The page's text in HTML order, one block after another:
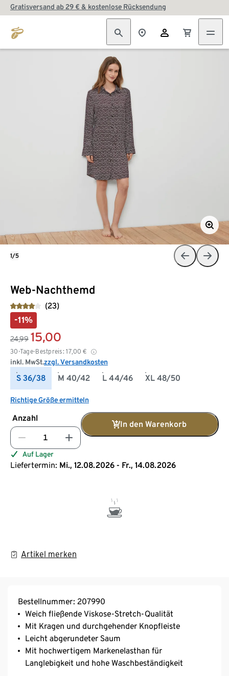
Gratisversand ab 29 € & kostenlose Rücksendung
Web-Nachthemd
(23)
-11%
24,99 15,00
30-Tage-Bestpreis: 17,00 €
inkl. MwSt.zzgl. Versandkosten
S 36/38 M 40/42 L 44/46 XL 48/50
Richtige Größe ermitteln
Anzahl
In den Warenkorb
Auf Lager
Liefertermin: Mi., 12.08.2026 - Fr., 14.08.2026
Artikel merken
1/5
Bestellnummer: 207990
Weich fließende Viskose-Stretch-Qualität
Mit Kragen und durchgehender Knopfleiste
Leicht abgerundeter Saum
Mit hochwertigem Markenelasthan für
Langlebigkeit und hohe Waschbeständigkeit